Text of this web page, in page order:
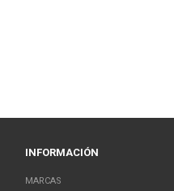
INFORMACIÓN
MARCAS